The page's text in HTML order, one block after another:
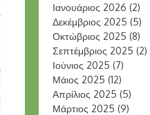
Ιανουάριος 2026 (2)
Δεκέμβριος 2025 (5)
Οκτώβριος 2025 (8)
Σεπτέμβριος 2025 (2)
Ιούνιος 2025 (7)
Μάιος 2025 (12)
Απρίλιος 2025 (5)
Μάρτιος 2025 (9)